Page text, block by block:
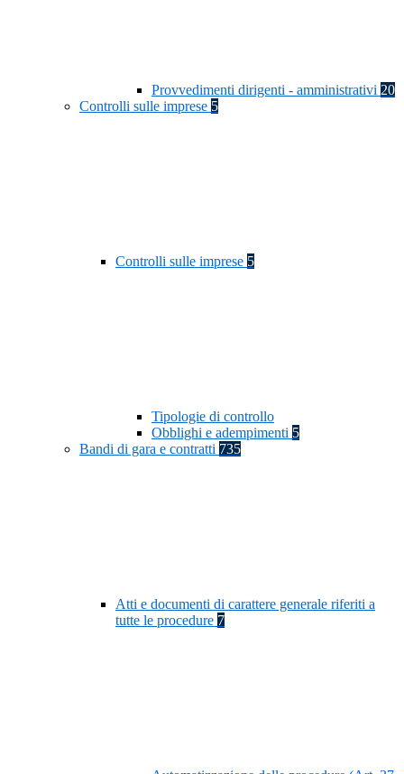
Provvedimenti dirigenti - amministrativi 20
Controlli sulle imprese 5
Controlli sulle imprese 5
Tipologie di controllo
Obblighi e adempimenti 5
Bandi di gara e contratti 735
Atti e documenti di carattere generale riferiti a
tutte le procedure 7